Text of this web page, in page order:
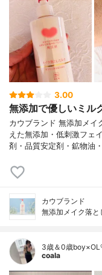
3.00
無添加で優しいミル
カウブランド 無添加メイ
えた無添加・低刺激フェ
剤・品質安定剤・鉱物油
カウブランド
無添加メイク落と
3歳＆0歳
coala